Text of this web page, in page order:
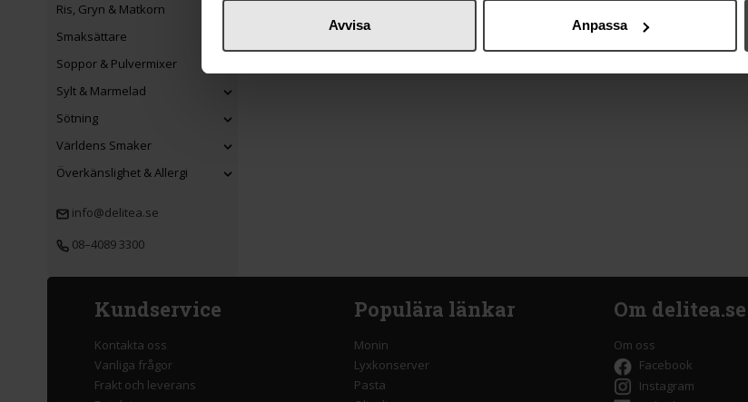
Avvisa Anpassa
Ris, Gryn & Matkorn
Smaksättare
Soppor & Pulvermixer
Sylt & Marmelad
Sötning
Världens Smaker
Överkänslighet & Allergi
info@delitea.se
08–4089 3300
Kundservice
Kontakta oss
Vanliga frågor
Frakt och leverans
Populära länkar
Monin
Lyxkonserver
Pasta
Om delitea.se
Om oss
Facebook
Instagram